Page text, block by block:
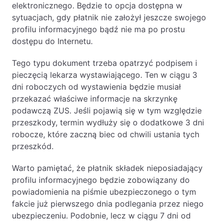
elektronicznego. Będzie to opcja dostępna w
sytuacjach, gdy płatnik nie założył jeszcze swojego
profilu informacyjnego bądź nie ma po prostu
dostępu do Internetu.
Tego typu dokument trzeba opatrzyć podpisem i
pieczęcią lekarza wystawiającego. Ten w ciągu 3
dni roboczych od wystawienia będzie musiał
przekazać właściwe informacje na skrzynkę
podawczą ZUS. Jeśli pojawią się w tym względzie
przeszkody, termin wydłuży się o dodatkowe 3 dni
robocze, które zaczną biec od chwili ustania tych
przeszkód.
Warto pamiętać, że płatnik składek nieposiadający
profilu informacyjnego będzie zobowiązany do
powiadomienia na piśmie ubezpieczonego o tym
fakcie już pierwszego dnia podlegania przez niego
ubezpieczeniu. Podobnie, lecz w ciągu 7 dni od